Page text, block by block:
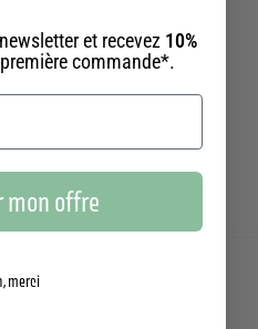
- Criste Marine 50ml
et recevez 10%
commande*.
mon offre
merci